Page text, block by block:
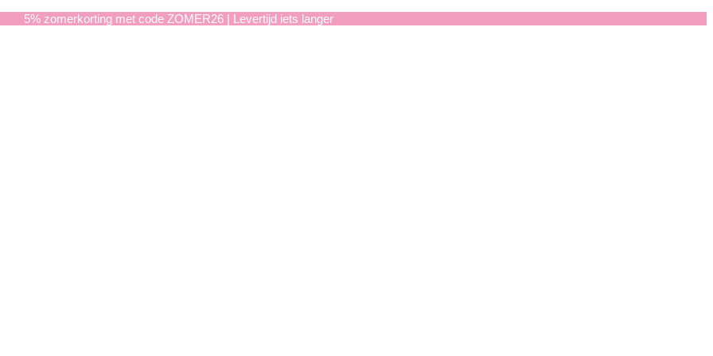
5% zomerkorting met code ZOMER26 | Levertijd iets langer